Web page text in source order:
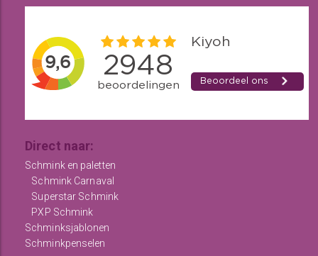
Direct naar:
Schmink en paletten
Schmink Carnaval
Superstar Schmink
PXP Schmink
Schminksjablonen
Schminkpenselen